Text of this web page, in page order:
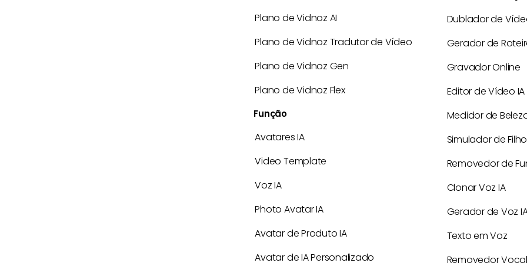
Plano de Vidnoz AI
Plano de Vidnoz Tradutor de Vídeo
Plano de Vidnoz Gen
Plano de Vidnoz Flex
Função
Avatares IA
Video Template
Voz IA
Photo Avatar IA
Avatar de Produto IA
Avatar de IA Personalizado
Dublador de
Gerador de
Gravador Online
Editor de Vídeo IA
Medidor de
Simulador de
Removedor de
Clonar Voz IA
Gerador de Voz
Texto em Voz
Removedor Vocal